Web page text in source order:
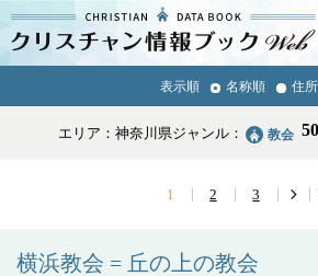
情報ブックとは
News &
情報掲
表示順 名称順 住
エリア：神奈川県ジャンル： 教会
1 2 3
横浜教会 = 丘の上の教会